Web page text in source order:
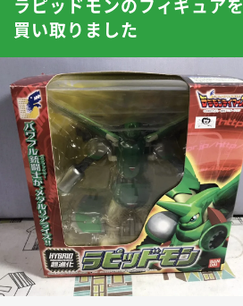
買い取りました